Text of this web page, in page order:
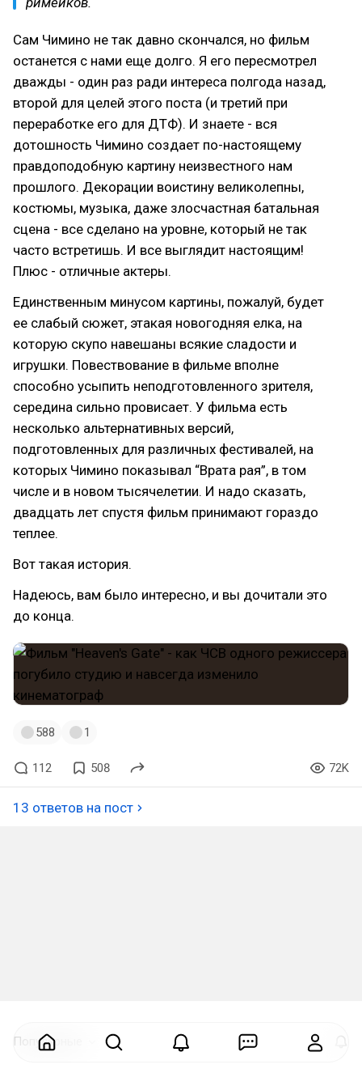
Сам Чимино не так давно скончался, но фильм
останется с нами еще долго. Я его пересмотрел
дважды - один раз ради интереса полгода назад,
второй для целей этого поста (и третий при
переработке его для ДТФ). И знаете - вся
дотошность Чимино создает по-настоящему
правдоподобную картину неизвестного нам
прошлого. Декорации воистину великолепны,
костюмы, музыка, даже злосчастная батальная
сцена - все сделано на уровне, который не так
часто встретишь. И все выглядит настоящим!
Плюс - отличные актеры.
Единственным минусом картины, пожалуй, будет
ее слабый сюжет, этакая новогодняя елка, на
которую скупо навешаны всякие сладости и
игрушки. Повествование в фильме вполне
способно усыпить неподготовленного зрителя,
середина сильно провисает. У фильма есть
несколько альтернативных версий,
подготовленных для различных фестивалей, на
которых Чимино показывал “Врата рая”, в том
числе и в новом тысячелетии. И надо сказать,
двадцать лет спустя фильм принимают гораздо
теплее.
Вот такая история.
Надеюсь, вам было интересно, и вы дочитали это
до конца.
588 1
112 508 72K
13 ответов на пост
Популярные